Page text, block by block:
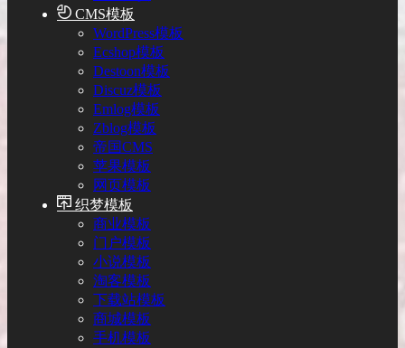
CMS模板
WordPress模板
Ecshop模板
Destoon模板
Discuz模板
Emlog模板
Zblog模板
帝国CMS
苹果模板
网页模板
织梦模板
商业模板
门户模板
小说模板
淘客模板
下载站模板
商城模板
手机模板